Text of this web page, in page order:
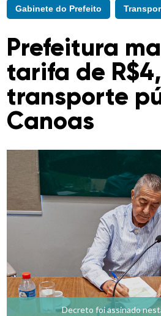
Gabinete do Prefeito
Prefeitura
tarifa de
transporte
Canoas
Decreto foi assinado